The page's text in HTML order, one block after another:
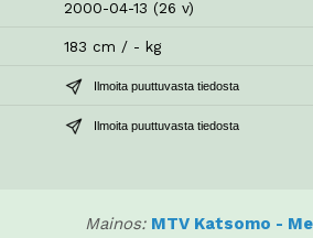
2000-04-13 (26 v)
183 cm / - kg
Ilmoita puuttuvasta tiedosta
Ilmoita puuttuvasta tiedosta
Mainos: MTV Katsomo -